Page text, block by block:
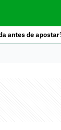
antes de